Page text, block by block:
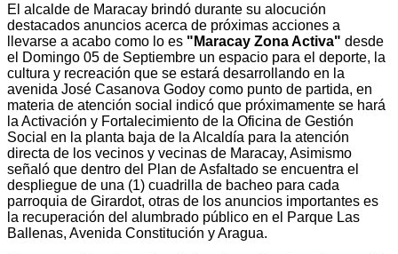
El alcalde de Maracay brindó durante su alocución
destacados anuncios acerca de próximas acciones a
llevarse a acabo como lo es "Maracay Zona Activa" desde
el Domingo 05 de Septiembre un espacio para el deporte, la
cultura y recreación que se estará desarrollando en la
avenida José Casanova Godoy como punto de partida, en
materia de atención social indicó que próximamente se hará
la Activación y Fortalecimiento de la Oficina de Gestión
Social en la planta baja de la Alcaldía para la atención
directa de los vecinos y vecinas de Maracay, Asimismo
señaló que dentro del Plan de Asfaltado se encuentra el
despliegue de una (1) cuadrilla de bacheo para cada
parroquia de Girardot, otras de los anuncios importantes es
la recuperación del alumbrado público en el Parque Las
Ballenas, Avenida Constitución y Aragua.